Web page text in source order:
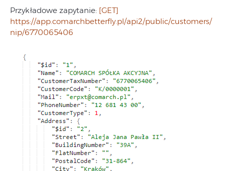
Przykładowe zapytanie: [GET]
https://app.comarchbetterfly.pl/api2/public/customers/
nip/6770065406